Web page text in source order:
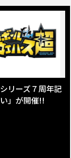
リーズ７周年記
」が開催!!